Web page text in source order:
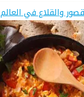
والقلاع في العالم